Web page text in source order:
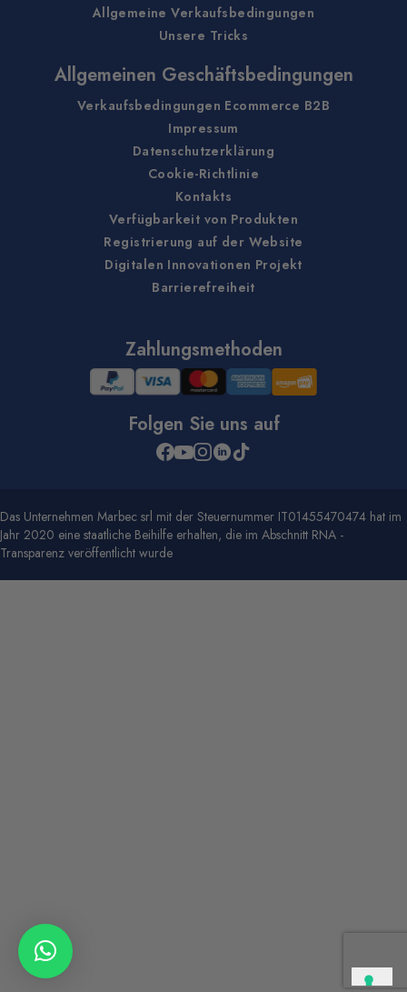
Allgemeine Verkaufsbedingungen
Unsere Tricks
Allgemeinen Geschäftsbedingungen
Verkaufsbedingungen Ecommerce B2B
Impressum
Datenschutzerklärung
Cookie-Richtlinie
Kontakts
Verfügbarkeit von Produkten
Registrierung auf der Website
Digitalen Innovationen Projekt
Barrierefreiheit
Zahlungsmethoden
Folgen Sie uns auf
Das Unternehmen Marbec srl mit der Steuernummer IT01455470474 hat im
Jahr 2020 eine staatliche Beihilfe erhalten, die im Abschnitt RNA -
Transparenz veröffentlicht wurde